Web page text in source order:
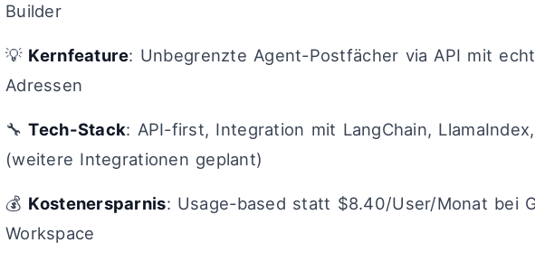
Builder
💡 Kernfeature: Unbegrenzte Agent-Postfächer via API mit
Adressen
🔧Tech-Stack: API-first, Integration mit LangChain,
(weitere Integrationen geplant)
💰 Kostenersparnis: Usage-based statt $8.40/User/Monat bei
Workspace